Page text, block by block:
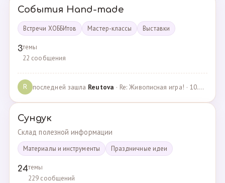
События Hand-made
Встречи ХОББИтов Мастер-классы Выставки
3темы
22 сообщения
R последней зашла Reutova · Re: Живописная игра! · 10.12.2020
Сундук
Склад полезной информации
Материалы и инструменты Праздничные идеи
24темы
229 сообщений